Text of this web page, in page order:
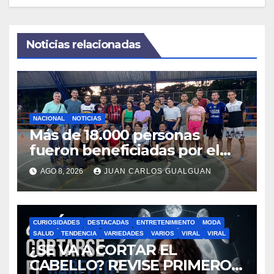
Noticias relacionadas
NACIONAL NOTICIAS
Más de 18.000 personas
fueron beneficiadas por el
Programa Deportes+ en
Colombia
AGO 8, 2026 JUAN CARLOS GUALGUAN
CURIOSIDADES DESTACADAS ENTRETENIMIENTO
MODA
SALUD
TENDENCIA VARIEDADES VARIOS VIRAL VIRAL
¿SE VA A CORTAR EL
CABELLO? REVISE PRIMERO